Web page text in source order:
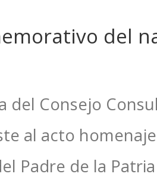
del
del Consejo
al acto
Padre de la